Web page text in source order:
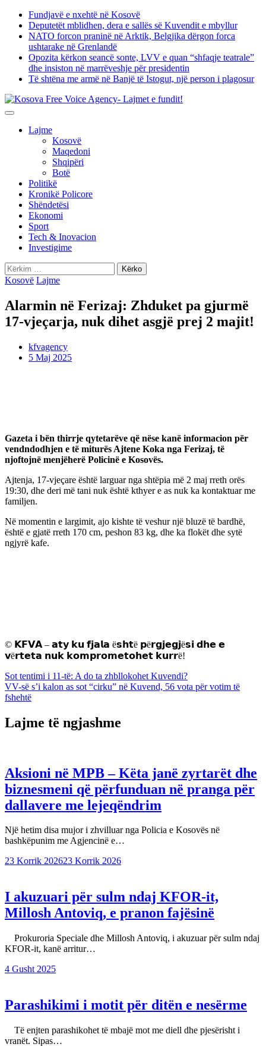
Skip
content
Fundjavë e nxehtë në Kosovë
Deputetët mblidhen, dera e sallës së Kuvendit e mbyllur
NATO forcon praninë në Arktik, Belgjika dërgon forca
ushtarake në Grenlandë
Opozita kërkon seancë sonte, LVV e quan “shfaqje teatrale”
dhe insiston në marrëveshje për presidentin
Të shtëna me armë në Banjë të Istogut, një person i plagosur
Lajme
Kosovë
Maqedoni
Shqipëri
Botë
Politikë
Kronikë Policore
Shëndetësi
Ekonomi
Sport
Tech & Inovacion
Investigime
Kërko
për:
Kosovë Lajme
Alarmin në Ferizaj: Zhduket pa gjurmë
17-vjeçarja, nuk dihet asgjë prej 2 majit!
kfvagency
5 Maj 2025
Gazeta i bën thirrje qytetarëve që nëse kanë informacion për
vendndodhjen e të miturës Ajtene Koka nga Ferizaj, të
njoftojnë menjëherë Policinë e Kosovës.
Ajtenja, 17-vjeçare është larguar nga shtëpia më 2 maj rreth orës
19:30, dhe deri më tani nuk është kthyer e as nuk ka kontaktuar me
familjen.
Në momentin e largimit, ajo kishte të veshur një bluzë të bardhë,
është e gjatë rreth 170 cm, peshon 83 kg, dhe ka flokët dhe sytë
ngjyrë kafe.
© 𝗞𝗙𝗩𝗔 – 𝗮𝘁𝘆 𝗸𝘂 𝗳𝗷𝗮𝗹𝗮 ë𝘀𝗵𝘁ë 𝗽ë𝗿𝗴𝗷𝗲𝗴𝗷ë𝘀𝗶 𝗱𝗵𝗲 𝗲
𝘃ë𝗿𝘁𝗲𝘁𝗮 𝗻𝘂𝗸 𝗸𝗼𝗺𝗽𝗿𝗼𝗺𝗲𝘁𝗼𝗵𝗲𝘁 𝗸𝘂𝗿𝗿ë!
Lëvizje
te
Sot tentimi i 11-të: A do ta zhbllokohet Kuvendi?
VV-së s’i kalon as sot “cirku” në Kuvend, 56 vota për votim të
fshehtë
Lajme të ngjashme
Aksioni në MPB – Këta janë zyrtarët dhe
biznesmeni që përfunduan në pranga për
dallavere me lejeqëndrim
Një hetim disa mujor i zhvilluar nga Policia e Kosovës në
bashkëpunim me Agjencinë e…
23 Korrik 202623 Korrik 2026
I akuzuari për sulm ndaj KFOR-it,
Millosh Antoviq, e pranon fajësinë
Prokuroria Speciale dhe Millosh Antoviq, i akuzuar për sulm ndaj
KFOR-it, kanë arritur…
4 Gusht 2025
Parashikimi i motit për ditën e nesërme
Të enjten parashikohet të mbajë mot me diell dhe pjesërisht i
vranët. Sipas…